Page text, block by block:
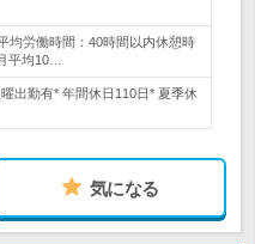
均労働時間：40時間以内休憩時
平均10…
出勤有* 年間休日110日* 夏季休
気になる